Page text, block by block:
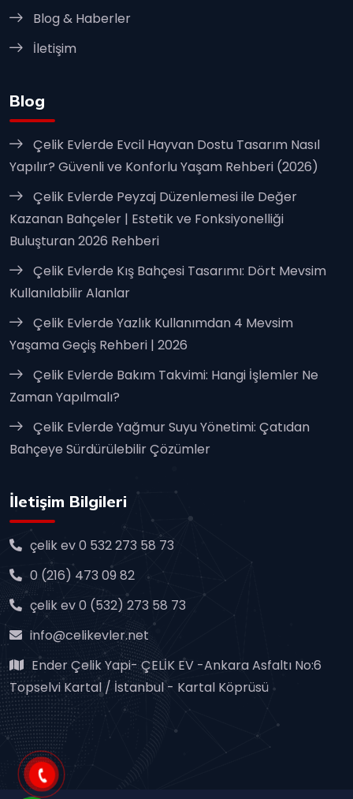
Blog & Haberler
İletişim
Blog
Çelik Evlerde Evcil Hayvan Dostu Tasarım Nasıl
Yapılır? Güvenli ve Konforlu Yaşam Rehberi (2026)
Çelik Evlerde Peyzaj Düzenlemesi ile Değer
Kazanan Bahçeler | Estetik ve Fonksiyonelliği
Buluşturan 2026 Rehberi
Çelik Evlerde Kış Bahçesi Tasarımı: Dört Mevsim
Kullanılabilir Alanlar
Çelik Evlerde Yazlık Kullanımdan 4 Mevsim
Yaşama Geçiş Rehberi | 2026
Çelik Evlerde Bakım Takvimi: Hangi İşlemler Ne
Zaman Yapılmalı?
Çelik Evlerde Yağmur Suyu Yönetimi: Çatıdan
Bahçeye Sürdürülebilir Çözümler
İletişim Bilgileri
çelik ev 0 532 273 58 73
0 (216) 473 09 82
çelik ev 0 (532) 273 58 73
info@celikevler.net
Ender Çelik Yapi- ÇELİK EV -Ankara Asfaltı No:6
Topselvi Kartal / İstanbul - Kartal Köprüsü